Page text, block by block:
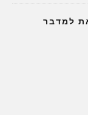
למדבר